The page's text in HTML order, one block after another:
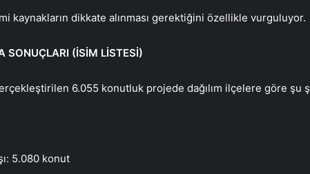
kaynakların dikkate alınması gerektiğini özellikle vurguluyor.
SONUÇLARI (İSİM LİSTESİ)
6.055 konutluk projede dağılım ilçelere göre şu
5.080 konut